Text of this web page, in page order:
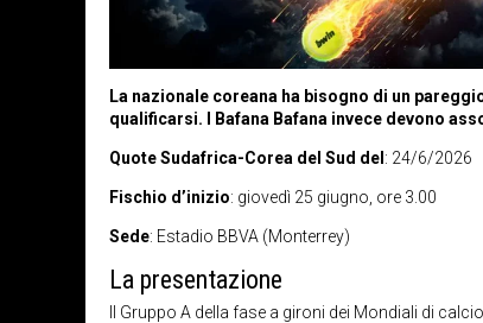
La nazionale coreana ha bisogno di un
qualificarsi. I Bafana Bafana invece devono
Quote Sudafrica-Corea del Sud del: 24/6/2026
Fischio d’inizio: giovedì 25 giugno, ore 3.00
Sede: Estadio BBVA (Monterrey)
La presentazione
Il Gruppo A della fase a gironi dei Mondiali di